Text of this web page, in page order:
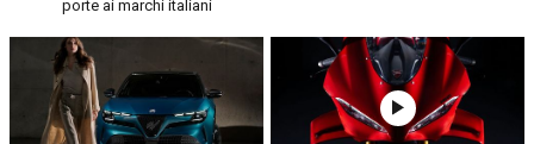
porte ai marchi italiani